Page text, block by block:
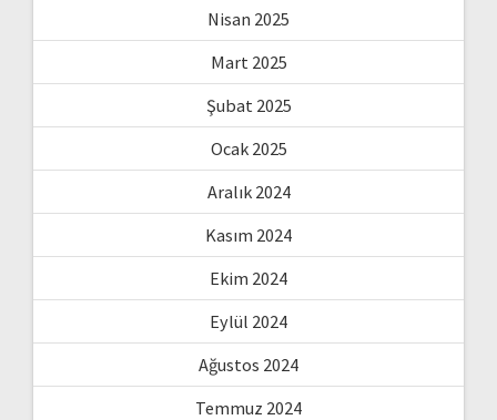
Nisan 2025
Mart 2025
Şubat 2025
Ocak 2025
Aralık 2024
Kasım 2024
Ekim 2024
Eylül 2024
Ağustos 2024
Temmuz 2024